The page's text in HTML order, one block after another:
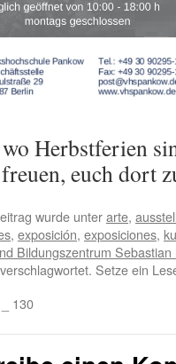
wo Herbstferien
euch dort
wurde unterarte,
, exposición, exposiciones,
Bildungszentrum Sebastian
verschlagwortet. Setze ein
130